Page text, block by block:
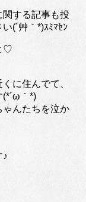
関する記事も投
(´艸｀*)ｽﾐﾏｾﾝ
♡
に住んでて、
(*´ω｀*)
んたちを泣か
♪